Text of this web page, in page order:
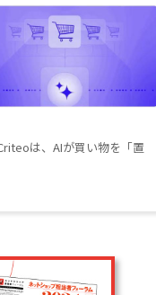
は、AIが買い物を「置